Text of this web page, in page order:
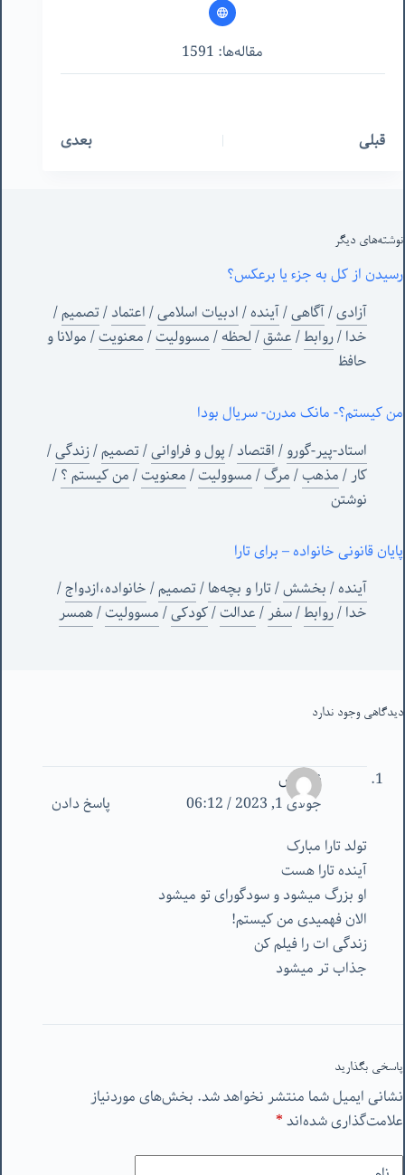
مقاله‌ها: 1591
قبلی بعدی
نوشته‌های‌ دیگر
رسیدن از کل به جزء یا برعکس؟
آزادی/آگاهی/آینده/ادبیات اسلامی/اعتماد/تصمیم/
خدا/روابط/عشق/لحظه/مسوولیت/معنویت/مولانا و
حافظ
من کیستم؟- مانک مدرن- سریال بودا
استاد-پیر-گورو/اقتصاد/پول و فراوانی/تصمیم/زندگی/
کار/مذهب/مرگ/مسوولیت/معنویت/من‌ کیستم ؟/
نوشتن
پایان قانونی خانواده – برای تارا
آینده/بخشش/تارا و بچه‌ها/تصمیم/خانواده،ازدواج/
خدا/روابط/سفر/عدالت/کودکی/مسوولیت/همسر
دیدگاهی وجود ندارد
ناشناس
جولای 1, 2023 / 06:12
پاسخ دادن
تولد تارا مبارک
آینده تارا هست
او بزرگ میشود و سودگورای تو میشود
الان فهمیدی من کیستم!
زندگی ات را فیلم کن
جذاب تر میشود
پاسخی بگذارید
نشانی ایمیل شما منتشر نخواهد شد. بخش‌های موردنیاز
علامت‌گذاری شده‌اند*